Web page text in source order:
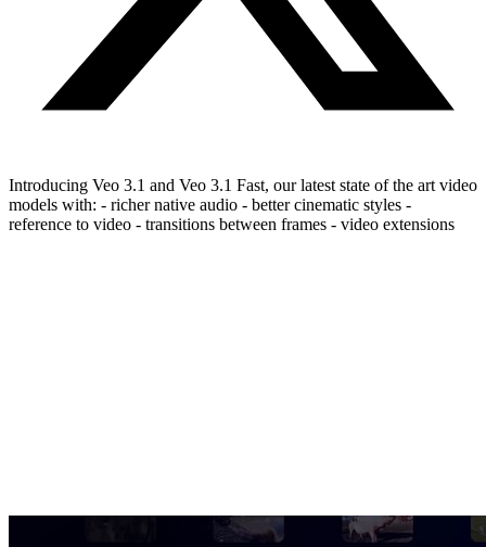
Introducing Veo 3.1 and Veo 3.1 Fast, our latest state of the art video
models with: - richer native audio - better cinematic styles -
reference to video - transitions between frames - video extensions